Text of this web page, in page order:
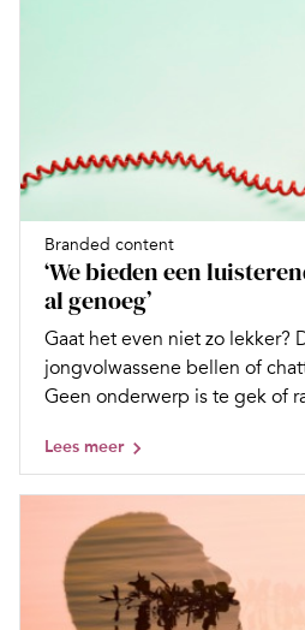
Branded content
‘We bieden een
al genoeg’
Gaat het even niet zo lekker?
jongvolwassene bellen of
Geen onderwerp is te gek of
Lees meer